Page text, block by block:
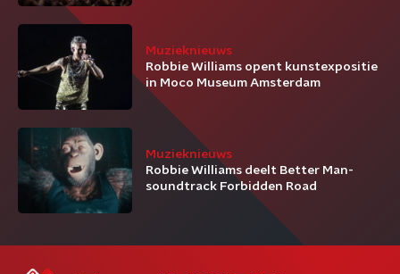
Muzieknieuws
Robbie Williams opent kunstexpositie
in Moco Museum Amsterdam
Muzieknieuws
Robbie Williams deelt Better Man-
soundtrack Forbidden Road